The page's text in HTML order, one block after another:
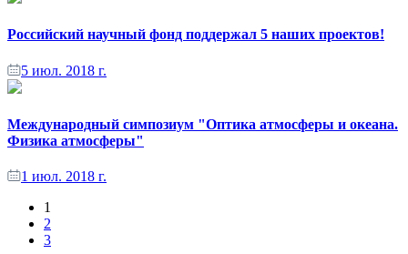
Российский научный фонд поддержал 5 наших проектов!
5 июл. 2018 г.
Международный симпозиум "Оптика атмосферы и океана.
Физика атмосферы"
1 июл. 2018 г.
1
2
3